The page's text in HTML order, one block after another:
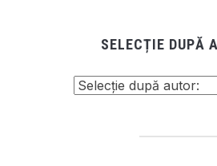
SELECȚIE DUPĂ